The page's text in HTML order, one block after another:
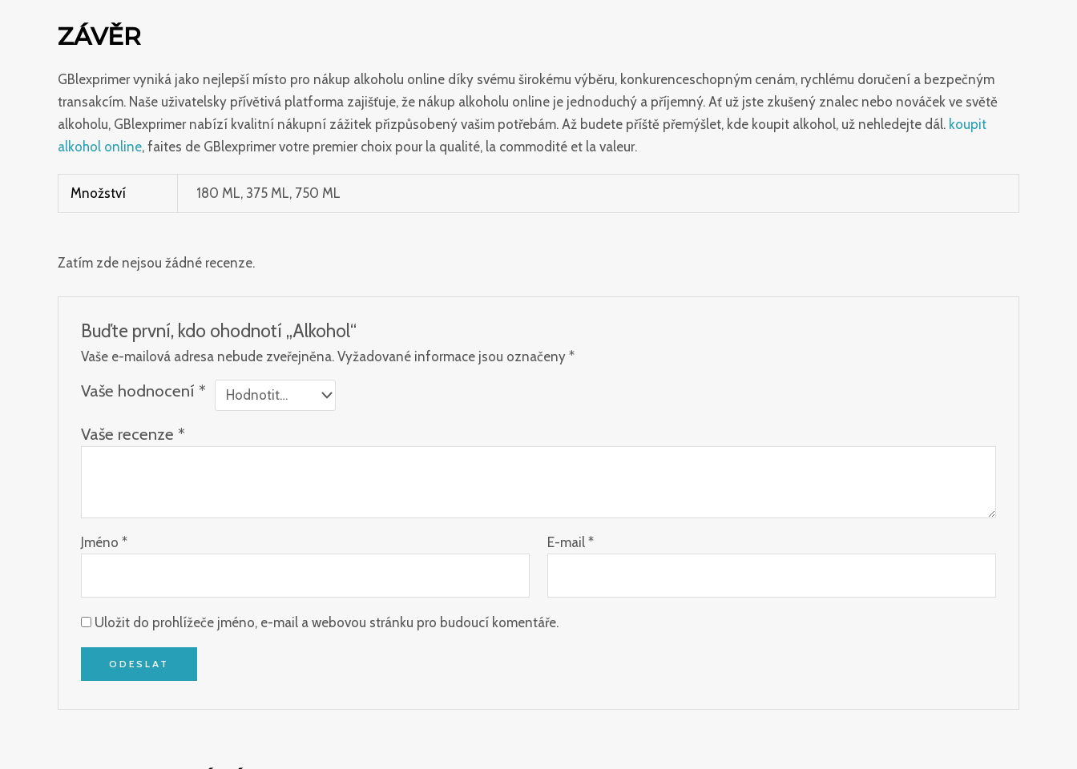
ZÁVĚR
GBlexprimer vyniká jako nejlepší místo pro nákup alkoholu online díky svému širokému výběru, konkurenceschopným cenám, rychlému doručení a bezpečným
transakcím. Naše uživatelsky přívětivá platforma zajišťuje, že nákup alkoholu online je jednoduchý a příjemný. Ať už jste zkušený znalec nebo nováček ve světě
alkoholu, GBlexprimer nabízí kvalitní nákupní zážitek přizpůsobený vašim potřebám. Až budete příště přemýšlet, kde koupit alkohol, už nehledejte dál. koupit
alkohol online, faites de GBlexprimer votre premier choix pour la qualité, la commodité et la valeur.
Množství 180 ML, 375 ML, 750 ML
Zatím zde nejsou žádné recenze.
Buďte první, kdo ohodnotí „Alkohol“
Vaše e-mailová adresa nebude zveřejněna. Vyžadované informace jsou označeny*
Vaše hodnocení *
Vaše recenze *
Jméno* E-mail*
Uložit do prohlížeče jméno, e-mail a webovou stránku pro budoucí komentáře.